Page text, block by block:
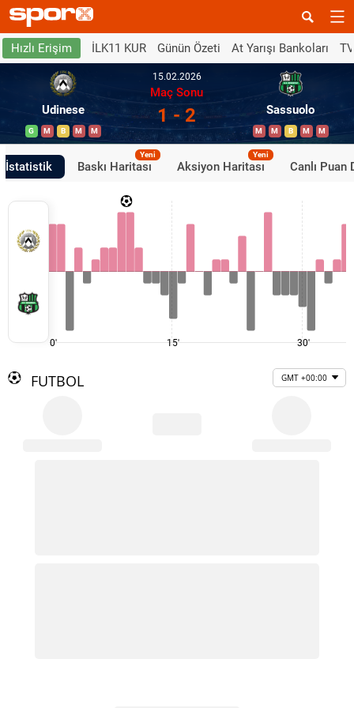
Hızlı Erişim İLK11 KUR Günün Özeti At Yarışı Bankoları
Udinese
G M B M M
15.02.2026
Maç Sonu
1 - 2 Sassuolo
M M B M M
İstatistik Baskı Haritası
Yeni
Aksiyon Haritası
Yeni
Canlı Puan
0' 15' 30'
FUTBOL GMT +00:00